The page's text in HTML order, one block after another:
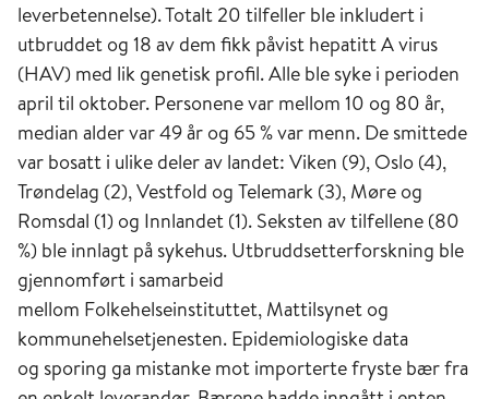
leverbetennelse). Totalt 20 tilfeller ble inkludert i
utbruddet og 18 av dem fikk påvist hepatitt A virus
(HAV) med lik genetisk profil. Alle ble syke i perioden
april til oktober. Personene var mellom 10 og 80 år,
median alder var 49 år og 65 % var menn. De smittede
var bosatt i ulike deler av landet: Viken (9), Oslo (4),
Trøndelag (2), Vestfold og Telemark (3), Møre og
Romsdal (1) og Innlandet (1). Seksten av tilfellene (80
%) ble innlagt på sykehus. Utbruddsetterforskning ble
gjennomført i samarbeid
mellom Folkehelseinstituttet, Mattilsynet og
kommunehelsetjenesten. Epidemiologiske data
og sporing ga mistanke mot importerte fryste bær fra